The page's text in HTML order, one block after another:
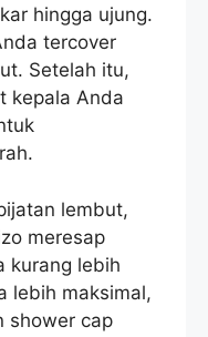
hingga ujung.
tercover
Setelah itu,
kepala Anda
lembut,
meresap
kurang lebih
lebih maksimal,
shower cap